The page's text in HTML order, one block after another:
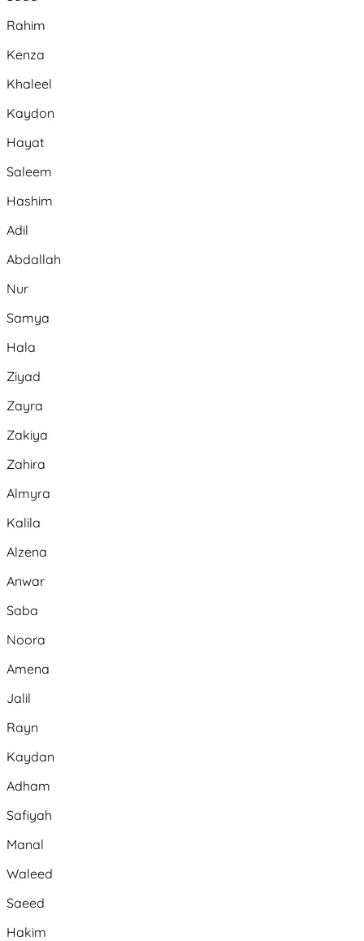
Rahim
Kenza
Khaleel
Kaydon
Hayat
Saleem
Hashim
Adil
Abdallah
Nur
Samya
Hala
Ziyad
Zayra
Zakiya
Zahira
Almyra
Kalila
Alzena
Anwar
Saba
Noora
Amena
Jalil
Rayn
Kaydan
Adham
Safiyah
Manal
Waleed
Saeed
Hakim